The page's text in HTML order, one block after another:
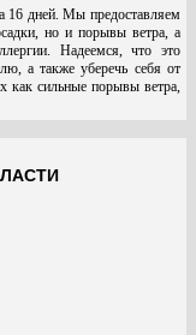
16 дней. Мы предоставляем
но и порывы ветра, а
Надеемся, что это
а также уберечь себя от
как сильные порывы ветра,